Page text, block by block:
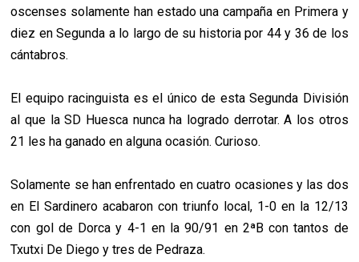
oscenses solamente han estado una campaña en Primera y
diez en Segunda a lo largo de su historia por 44 y 36 de los
cántabros.
El equipo racinguista es el único de esta Segunda División
al que la SD Huesca nunca ha logrado derrotar. A los otros
21 les ha ganado en alguna ocasión. Curioso.
Solamente se han enfrentado en cuatro ocasiones y las dos
en El Sardinero acabaron con triunfo local, 1-0 en la 12/13
con gol de Dorca y 4-1 en la 90/91 en 2ªB con tantos de
Txutxi De Diego y tres de Pedraza.